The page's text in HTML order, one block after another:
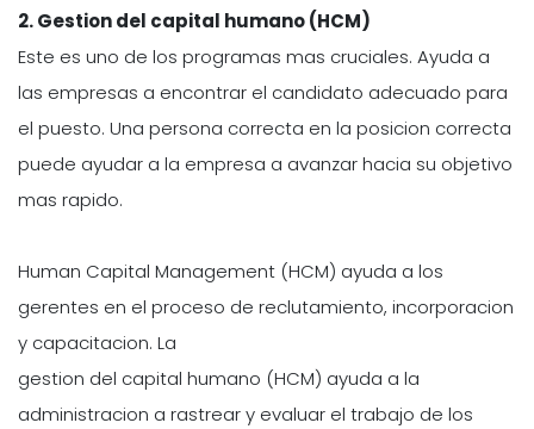
2.Gestion del capital humano (HCM)
Este es uno de los programas mas cruciales. Ayuda a
las empresas a encontrar el candidato adecuado para
el puesto. Una persona correcta en la posicion correcta
puede ayudar a la empresa a avanzar hacia su objetivo
mas rapido.
Human Capital Management (HCM) ayuda a los
gerentes en el proceso de reclutamiento, incorporacion
y capacitacion. La
gestion del capital humano (HCM) ayuda a la
administracion a rastrear y evaluar el trabajo de los